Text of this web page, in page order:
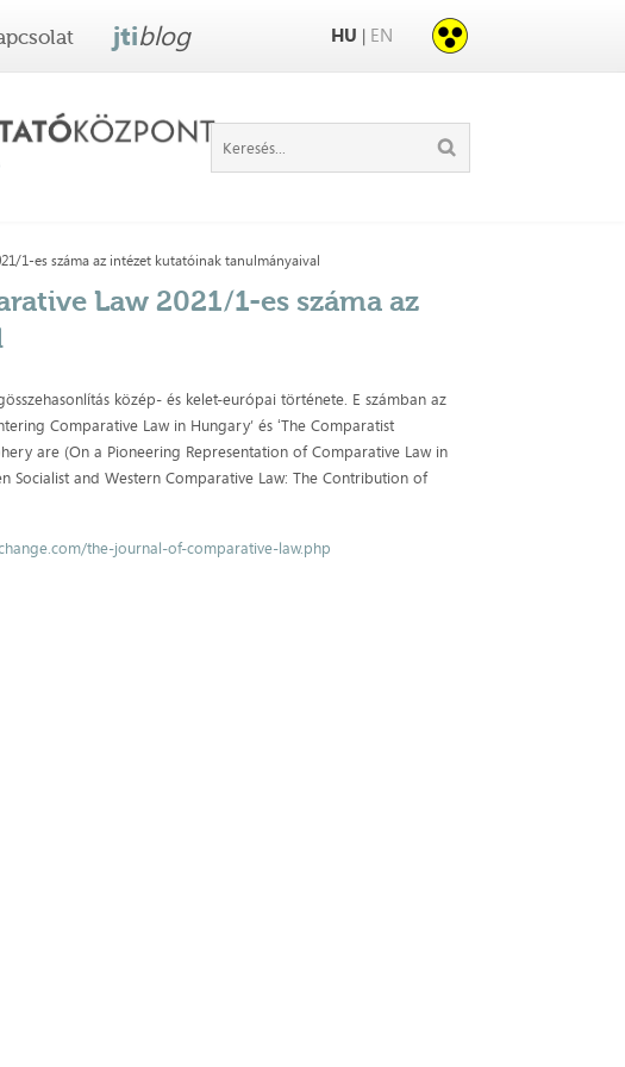
jtiblog HU | EN
1-es száma az intézet kutatóinak tanulmányaival
Law 2021/1-es száma az
közép- és kelet-európai története. E számban az
Comparative Law in Hungary’ és ʻThe Comparatist
are (On a Pioneering Representation of Comparative Law in
Socialist and Western Comparative Law: The Contribution of
the-journal-of-comparative-law.php